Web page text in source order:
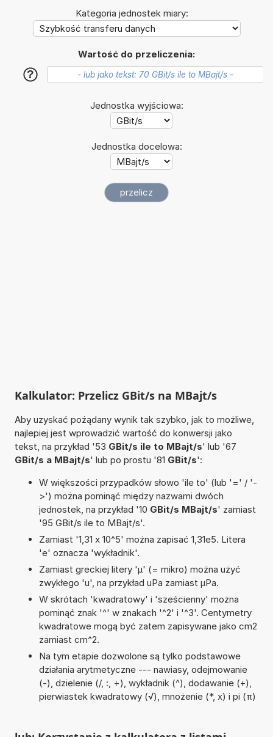
Kategoria jednostek miary:
Wartość do przeliczenia:
?
Jednostka wyjściowa:
Jednostka docelowa:
Kalkulator: Przelicz GBit/s na MBajt/s
Aby uzyskać pożądany wynik tak szybko, jak to możliwe,
najlepiej jest wprowadzić wartość do konwersji jako
tekst, na przykład '53 GBit/s ile to MBajt/s' lub '67
GBit/s a MBajt/s' lub po prostu '81 GBit/s':
W większości przypadków słowo 'ile to' (lub '=' / '-
>') można pominąć między nazwami dwóch
jednostek, na przykład '10 GBit/s MBajt/s' zamiast
'95 GBit/s ile to MBajt/s'.
Zamiast '1,31 x 10^5' można zapisać 1,31e5. Litera
'e' oznacza 'wykładnik'.
Zamiast greckiej litery 'µ' (= mikro) można użyć
zwykłego 'u', na przykład uPa zamiast µPa.
W skrótach 'kwadratowy' i 'sześcienny' można
pominąć znak '^' w znakach '^2' i '^3'. Centymetry
kwadratowe mogą być zatem zapisywane jako cm2
zamiast cm^2.
Na tym etapie dozwolone są tylko podstawowe
działania arytmetyczne --- nawiasy, odejmowanie
(-), dzielenie (/, :, ÷), wykładnik (^), dodawanie (+),
pierwiastek kwadratowy (√), mnożenie (*, x) i pi (π)